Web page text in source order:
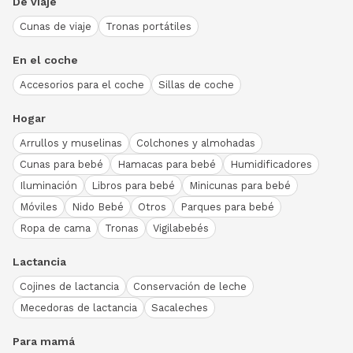
Cunas de viaje Tronas portátiles
En el coche
Accesorios para el coche Sillas de coche
Hogar
Arrullos y muselinas
Colchones y almohadas
Cunas para bebé
Hamacas para bebé
Humidificadores
Iluminación
Libros para bebé
Minicunas para bebé
Móviles
Nido Bebé Otros
Parques para bebé
Ropa de cama
Tronas Vigilabebés
Lactancia
Cojines de lactancia
Conservación de leche
Mecedoras de lactancia
Sacaleches
Para mamá